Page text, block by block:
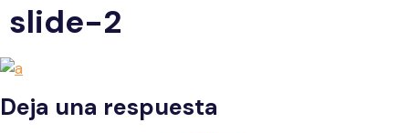
slide-2
Deja una respuesta